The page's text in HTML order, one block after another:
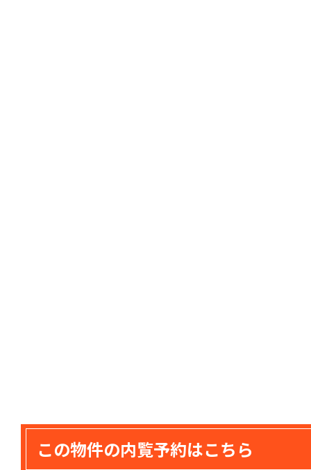
この物件の内覧予約はこちら